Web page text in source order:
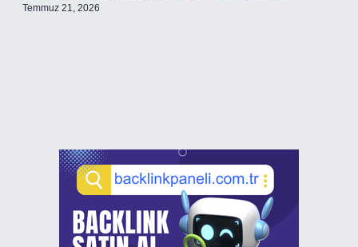
Temmuz 21, 2026